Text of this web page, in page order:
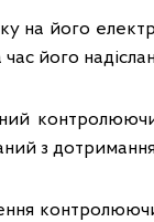
на його
його
з